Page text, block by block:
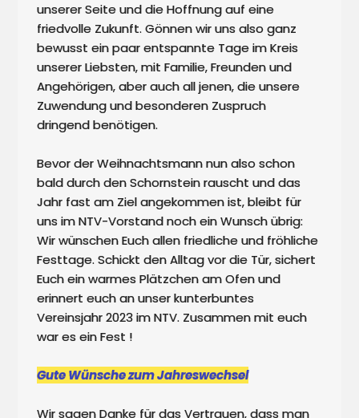
unserer Seite und die Hoffnung auf eine
friedvolle Zukunft. Gönnen wir uns also ganz
bewusst ein paar entspannte Tage im Kreis
unserer Liebsten, mit Familie, Freunden und
Angehörigen, aber auch all jenen, die unsere
Zuwendung und besonderen Zuspruch
dringend benötigen.
Bevor der Weihnachtsmann nun also schon
bald durch den Schornstein rauscht und das
Jahr fast am Ziel angekommen ist, bleibt für
uns im NTV-Vorstand noch ein Wunsch übrig:
Wir wünschen Euch allen friedliche und fröhliche
Festtage. Schickt den Alltag vor die Tür, sichert
Euch ein warmes Plätzchen am Ofen und
erinnert euch an unser kunterbuntes
Vereinsjahr 2023 im NTV. Zusammen mit euch
war es ein Fest !
Gute Wünsche zum Jahreswechsel
Wir sagen Danke für das Vertrauen, dass man